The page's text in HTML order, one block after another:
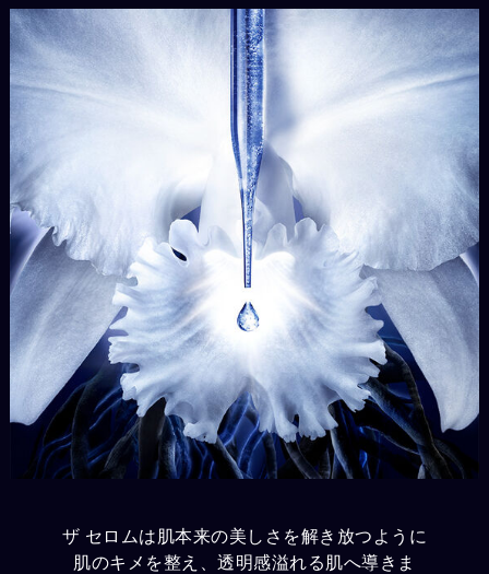
ザ セロムは肌本来の美しさを解き放つように
肌のキメを整え、透明感溢れる肌へ導きま